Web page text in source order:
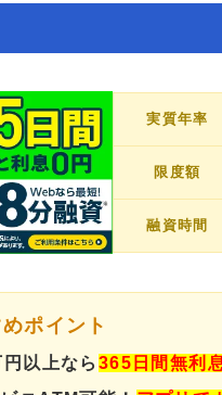
実質年率
限度額
融資時間
ポイント
以上なら 365日間無利